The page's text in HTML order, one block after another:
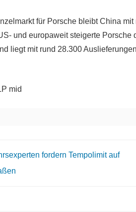
für Porsche bleibt China
und europaweit steigerte
liegt mit rund 28.300
mid
fordern Tempolimit auf